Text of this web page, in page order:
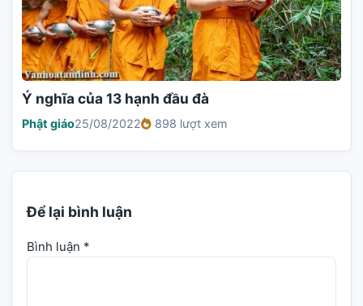
Ý nghĩa của 13 hạnh đầu đà
Phật giáo25/08/2022 898 lượt xem
Để lại bình luận
Bình luận *